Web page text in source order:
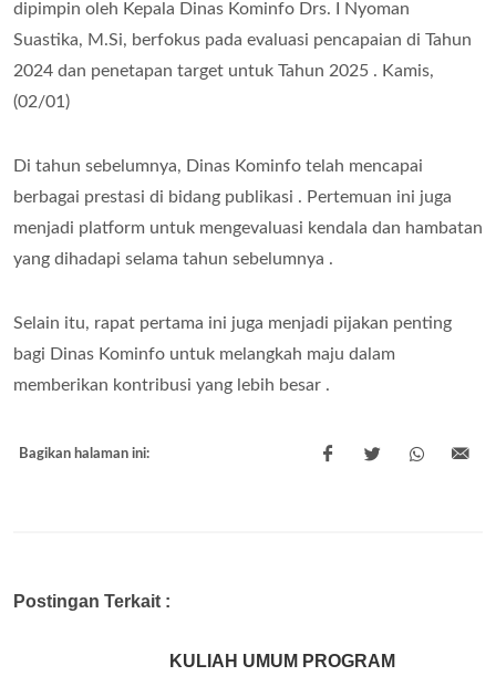
dipimpin oleh Kepala Dinas Kominfo Drs. I Nyoman
Suastika, M.Si, berfokus pada evaluasi pencapaian di Tahun
2024 dan penetapan target untuk Tahun 2025 . Kamis,
(02/01)
Di tahun sebelumnya, Dinas Kominfo telah mencapai
berbagai prestasi di bidang publikasi . Pertemuan ini juga
menjadi platform untuk mengevaluasi kendala dan hambatan
yang dihadapi selama tahun sebelumnya .
Selain itu, rapat pertama ini juga menjadi pijakan penting
bagi Dinas Kominfo untuk melangkah maju dalam
memberikan kontribusi yang lebih besar .
Bagikan halaman ini:
Postingan Terkait :
KULIAH UMUM PROGRAM